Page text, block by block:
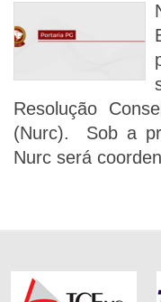
Resolução
(Nurc). Sob a
Nurc será